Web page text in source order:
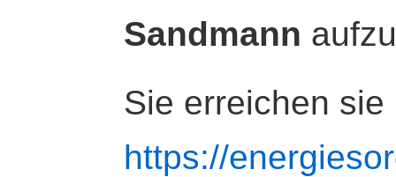
Sandmann
Sie erreichen sie
https://